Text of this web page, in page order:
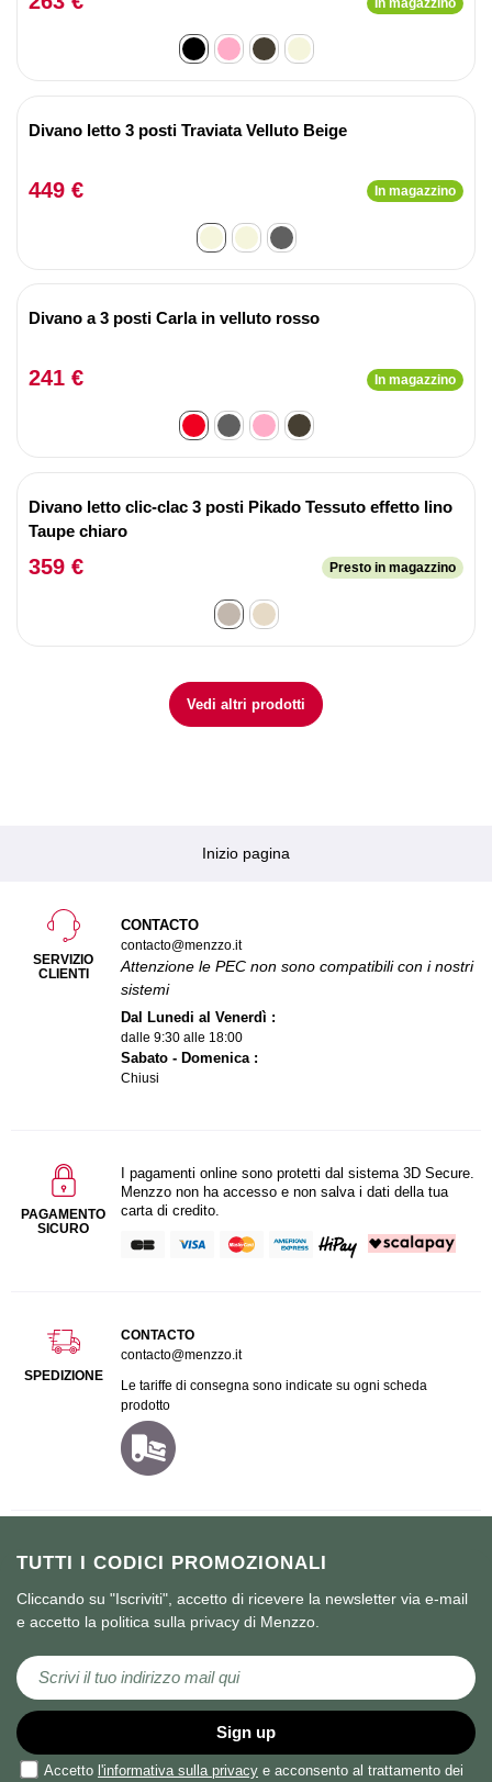
Divano letto 3 posti Traviata Velluto Beige
449 € In magazzino
Divano a 3 posti Carla in velluto rosso
241 € In magazzino
Divano letto clic-clac 3 posti Pikado Tessuto effetto lino
Taupe chiaro
359 € Presto in magazzino
Vedi altri prodotti
Inizio pagina
TUTTI I CODICI PROMOZIONALI
Cliccando su "Iscriviti", accetto di ricevere la newsletter via e-mail
e accetto la politica sulla privacy di Menzzo.
Iscriviti alla nostra Newsletter:
Sign up
Accetto l'informativa sulla privacy e acconsento al trattamento dei
SERVIZIO
CLIENTI
CONTACTO
contacto@menzzo.it
Attenzione le PEC non sono compatibili con i nostri
sistemi
Dal Lunedi al Venerdì :
dalle 9:30 alle 18:00
Sabato - Domenica :
Chiusi
PAGAMENTO
SICURO
I pagamenti online sono protetti dal sistema 3D Secure.
Menzzo non ha accesso e non salva i dati della tua
carta di credito.
SPEDIZIONE
CONTACTO
contacto@menzzo.it
Le tariffe di consegna sono indicate su ogni scheda
prodotto